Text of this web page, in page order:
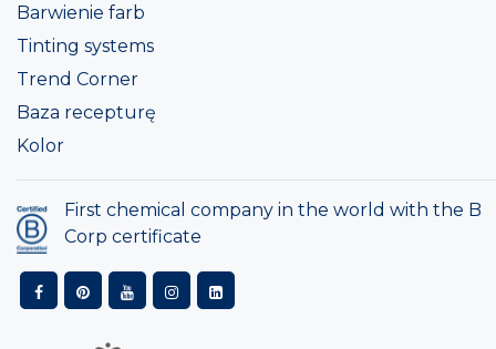
Barwienie farb
Tinting systems
Trend Corner
Baza recepturę
Kolor
First chemical company in the world with the B
Corp certificate